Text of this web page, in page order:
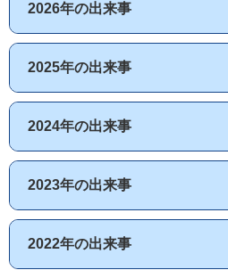
2026年の出来事
2025年の出来事
2024年の出来事
2023年の出来事
2022年の出来事